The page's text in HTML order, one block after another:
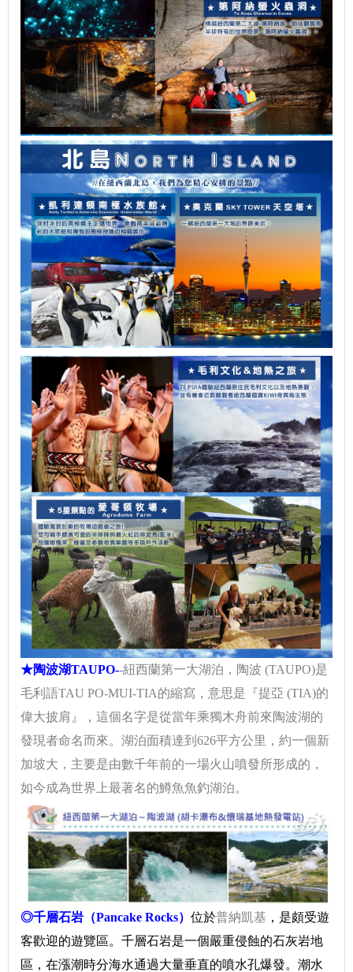
★陶波湖TAUPO--紐西蘭第一大湖泊，陶波 (TAUPO)是
毛利語TAU PO-MUI-TIA的縮寫，意思是『提亞 (TIA)的
偉大披肩』，這個名字是從當年乘獨木舟前來陶波湖的
發現者命名而來。湖泊面積達到626平方公里，約一個新
加坡大，主要是由數千年前的一場火山噴發所形成的，
如今成為世界上最著名的鱒魚魚釣湖泊。
◎千層石岩（Pancake Rocks） 位於普納凱基 ，是頗受遊
客歡迎的遊覽區。千層石岩是一個嚴重侵蝕的石灰岩地
區，在漲潮時分海水通過大量垂直的噴水孔爆發。潮水